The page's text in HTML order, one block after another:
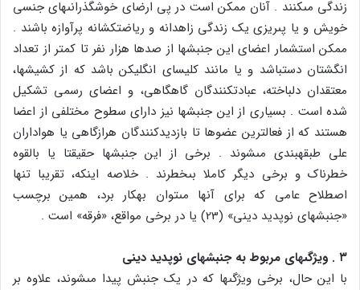
زندگى مى‏کنند . آنان ممکن است در پى ارضاى خوش‏گذرانى‏هاى جنسى
خویش و یا پى‏ریزى یک زندگى زاهدانه و ریاضت‏کشانه پرآوازه باشند .
ممکن است‏شمار اعضاى این جنبش‏ها از صدها هزار نفر تا کمتر از تعداد
انگشتان دست‏باشد و یا مانند کلیساى انگلیکن باشد که از کشیش‏ها،
معتقدان دلباخته، عبادت‏کنندگان گاه‏گاهى، و اعضاى رسمى تشکیل
شده است . بسیارى از این جنبش‏ها نیز داراى سطوح مختلفى از اعضا
هستند که از فعال‏ترین عضوها تا بازدیدکنندگان هرازگاهى یا هواداران
على طبقه‏بندى مى‏شوند . برخى از این جنبش‏ها حقیقتا یا بالقوه
خطرناک و برخى دیگر کاملا بى‏خطرند . خلاصه این‏که، تقریبا تنها
اصطلاح عامى که براى آن‏ها مى‏توان به‏کار برد، همین برچسب
«جنبش‏هاى نوپدید دینى‏» (23) یا در برخى مواقع، «فرقه‏» است .
۳ . ویژگى‏هاى مربوط به جنبش‏هاى نوپدید دینى
با این حال، برخى ویژگى‏ها که در یک جنبش پیدا مى‏شوند، علاوه بر